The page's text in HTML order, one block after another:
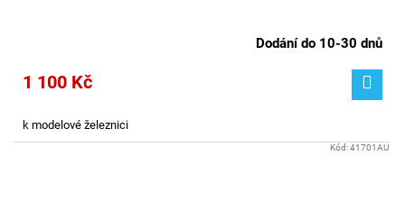
Dodání do 10-30 dnů
1 100 Kč
k modelové železnici
Kód:41701AU